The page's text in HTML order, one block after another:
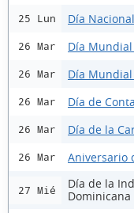
25 Lun Día
26 Mar Día
26 Mar Día
26 Mar Día de
26 Mar Día de la
26 Mar Aniversario
27 Mié
Día de la
Dominicana